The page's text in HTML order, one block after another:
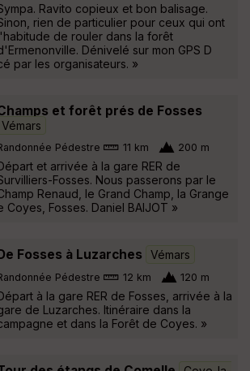
Ravito copieux et bon balisage.
rien de particulier pour ceux qui ont
de rouler dans la forêt
Dénivelé sur mon GPS D
par les organisateurs. »
et forêt prés de Fosses
Vémars
Pédestre 11 km 200 m
et arrivée à la gare RER de
Fosses. Nous passerons par le
Renaud, le Grand Champ, la Grange
Fosses. Daniel BAIJOT »
Fosses à Luzarches Vémars
Pédestre 12 km 120 m
à la gare RER de Fosses, arrivée à la
de Luzarches. Itinéraire dans la
et dans la Forêt de Coyes. »